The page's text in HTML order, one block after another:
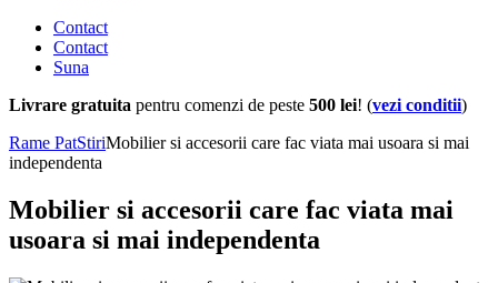
Contact
Contact
Suna
Livrare gratuita pentru comenzi de peste 500 lei! (vezi conditii)
Rame PatStiriMobilier si accesorii care fac viata mai usoara si mai
independenta
Mobilier si accesorii care fac viata mai
usoara si mai independenta